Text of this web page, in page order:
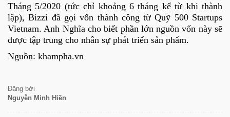
Tháng 5/2020 (tức chỉ khoảng 6 tháng kể từ khi thành
lập), Bizzi đã gọi vốn thành công từ Quỹ 500 Startups
Vietnam. Anh Nghĩa cho biết phần lớn nguồn vốn này sẽ
được tập trung cho nhân sự phát triển sản phẩm.
Nguồn: khampha.vn
Đăng bởi
Nguyễn Minh Hiền